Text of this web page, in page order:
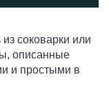
соковарки или
описанные
и простыми в